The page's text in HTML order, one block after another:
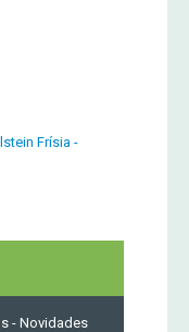
Frísia -
- Novidades